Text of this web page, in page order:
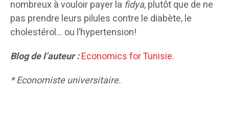
nombreux à vouloir payer la fidya, plutôt que de ne
pas prendre leurs pilules contre le diabète, le
cholestérol… ou l’hypertension!
Blog de l’auteur :Economics for Tunisie.
* Economiste universitaire.